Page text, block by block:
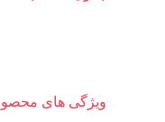
ویژگی های